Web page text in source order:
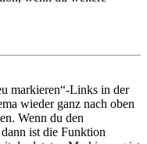
markieren“-Links in der
wieder ganz nach oben
Wenn du den
ist die Funktion